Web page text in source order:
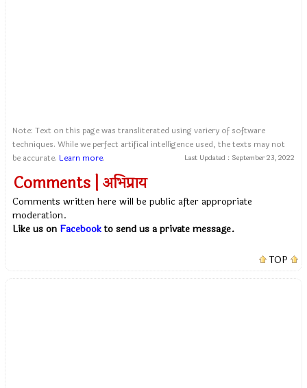
Note: Text on this page was transliterated using variery of software
techniques. While we perfect artifical intelligence used, the texts may not
be accurate. Learn more. Last Updated : September 23, 2022
Comments | अभिप्राय
Comments written here will be public after appropriate
moderation.
Like us on Facebookto send us a private message.
TOP